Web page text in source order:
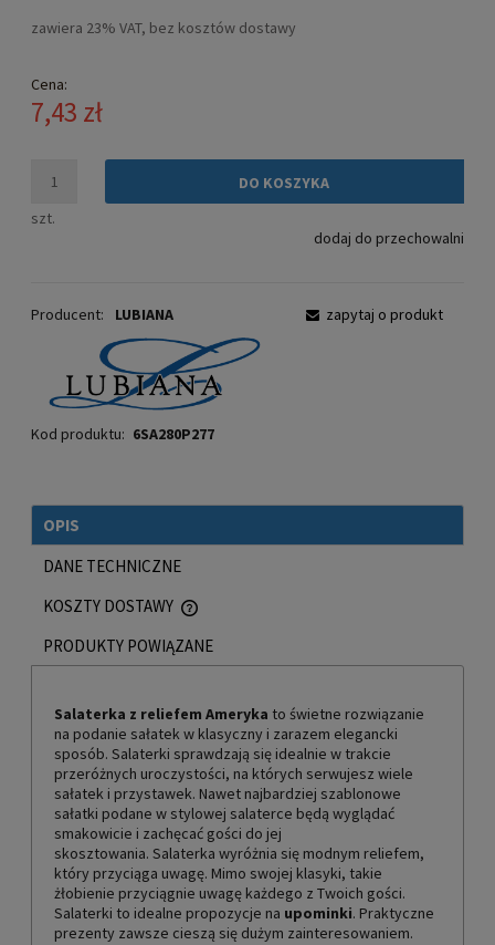
zawiera 23% VAT, bez kosztów dostawy
Cena:
7,43 zł
szt.
DO KOSZYKA
dodaj do przechowalni
Producent: LUBIANA
Kod produktu: 6SA280P277
zapytaj o produkt
OPIS
DANE TECHNICZNE
KOSZTY DOSTAWY
CENA NIE ZAWIERA EWENTUALNYCH KOSZTÓW PŁATNOŚCI
PRODUKTY POWIĄZANE
Salaterka z reliefem Ameryka to świetne rozwiązanie
na podanie sałatek w klasyczny i zarazem elegancki
sposób. Salaterki sprawdzają się idealnie w trakcie
przeróżnych uroczystości, na których serwujesz wiele
sałatek i przystawek. Nawet najbardziej szablonowe
sałatki podane w stylowej salaterce będą wyglądać
smakowicie i zachęcać gości do jej
skosztowania. Salaterka wyróżnia się modnym reliefem,
który przyciąga uwagę. Mimo swojej klasyki, takie
żłobienie przyciągnie uwagę każdego z Twoich gości.
Salaterki to idealne propozycje na upominki. Praktyczne
prezenty zawsze cieszą się dużym zainteresowaniem.